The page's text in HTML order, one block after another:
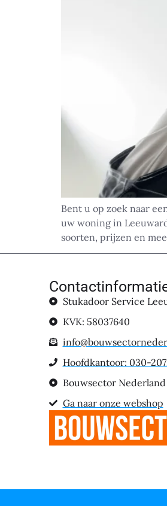
Bent u op zoek naar
uw woning in
soorten, prijzen en
Stukadoor Service
KVK: 58037640
Hoofdkantoor: 030-
Bouwsector Nederland
Ga naar onze webshop